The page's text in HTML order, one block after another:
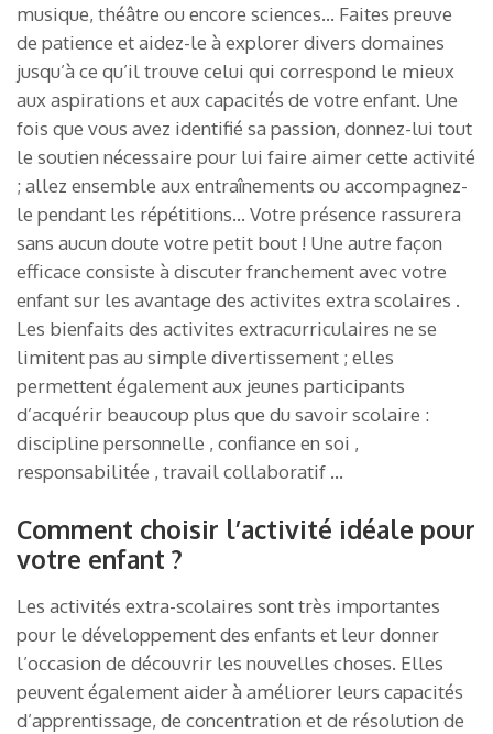
musique, théâtre ou encore sciences… Faites preuve
de patience et aidez-le à explorer divers domaines
jusqu’à ce qu’il trouve celui qui correspond le mieux
aux aspirations et aux capacités de votre enfant. Une
fois que vous avez identifié sa passion, donnez-lui tout
le soutien nécessaire pour lui faire aimer cette activité
; allez ensemble aux entraînements ou accompagnez-
le pendant les répétitions… Votre présence rassurera
sans aucun doute votre petit bout ! Une autre façon
efficace consiste à discuter franchement avec votre
enfant sur les avantage des activites extra scolaires .
Les bienfaits des activites extracurriculaires ne se
limitent pas au simple divertissement ; elles
permettent également aux jeunes participants
d’acquérir beaucoup plus que du savoir scolaire :
discipline personnelle , confiance en soi ,
responsabilitée , travail collaboratif …
Comment choisir l’activité idéale pour
votre enfant ?
Les activités extra-scolaires sont très importantes
pour le développement des enfants et leur donner
l’occasion de découvrir les nouvelles choses. Elles
peuvent également aider à améliorer leurs capacités
d’apprentissage, de concentration et de résolution de